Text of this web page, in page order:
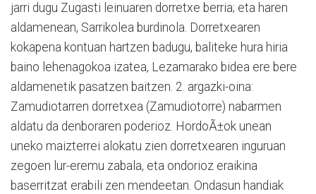
jarri dugu Zugasti leinuaren dorretxe berria; eta haren
aldamenean, Sarrikolea burdinola. Dorretxearen
kokapena kontuan hartzen badugu, baliteke hura hiria
baino lehenagokoa izatea, Lezamarako bidea ere bere
aldamenetik pasatzen baitzen. 2. argazki-oina:
Zamudiotarren dorretxea (Zamudiotorre) nabarmen
aldatu da denboraren poderioz. HordoÃ±ok unean
uneko maizterrei alokatu zien dorretxearen inguruan
zegoen lur-eremu zabala, eta ondorioz eraikina
baserritzat erabili zen mendeetan. Ondasun handiak